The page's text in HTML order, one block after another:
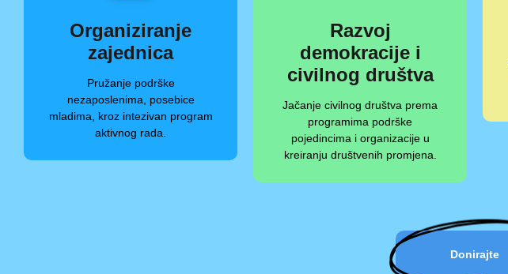
Organiziranje
zajednica
Pružanje podrške
nezaposlenima, posebice
mladima, kroz intezivan program
aktivnog rada.
Razvoj
demokracije i
civilnog društva
Jačanje civilnog društva prema
programima podrške
pojedincima i organizacije u
kreiranju društvenih promjena.
Donirajte